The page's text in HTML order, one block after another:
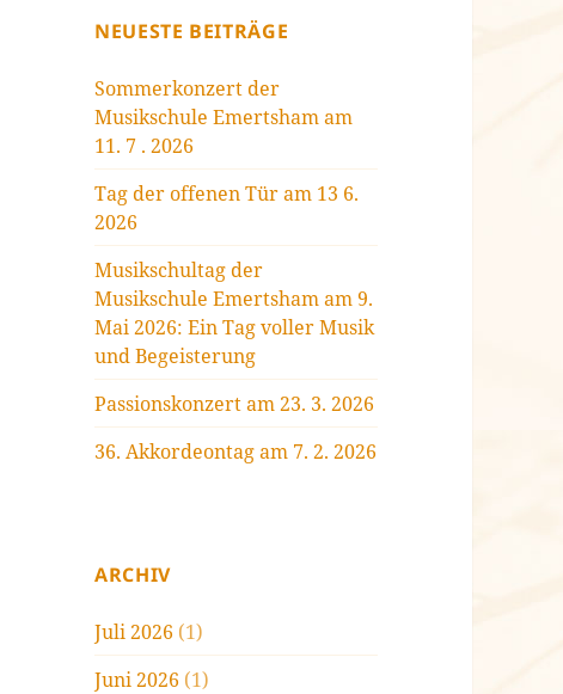
NEUESTE BEITRÄGE
Sommerkonzert der
Musikschule Emertsham am
11. 7 . 2026
Tag der offenen Tür am 13 6.
2026
Musikschultag der
Musikschule Emertsham am 9.
Mai 2026: Ein Tag voller Musik
und Begeisterung
Passionskonzert am 23. 3. 2026
36. Akkordeontag am 7. 2. 2026
ARCHIV
Juli 2026 (1)
Juni 2026 (1)